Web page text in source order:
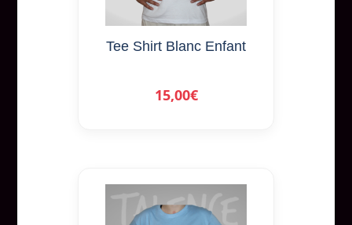
Tee Shirt Blanc Enfant
15,00€
options
peuvent
sur
produit
Ce
produit